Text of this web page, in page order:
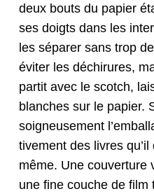
deux bouts du papi­er
ses doigts dans les
les sépar­er sans trop
éviter les déchirures,
par­tit avec le scotch,
blanch­es sur le papi­er.
soigneuse­ment
tive­ment des livres
même. Une cou­ver­ture
une fine couche de